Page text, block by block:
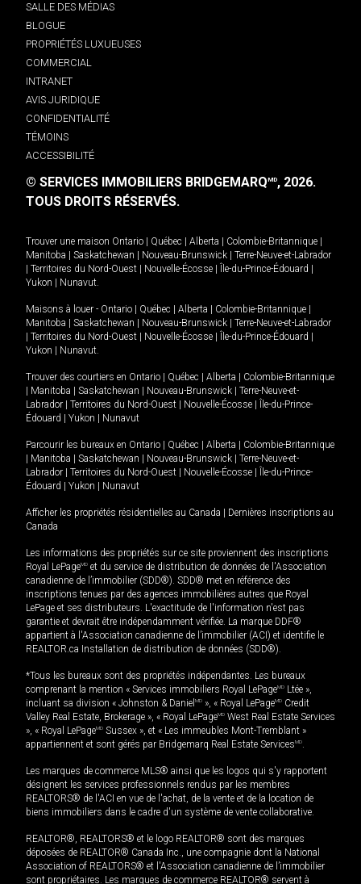
SALLE DES MÉDIAS
BLOGUE
PROPRIÉTÉS LUXUEUSES
COMMERCIAL
INTRANET
AVIS JURIDIQUE
CONFIDENTIALITÉ
TÉMOINS
ACCESSIBILITÉ
© SERVICES IMMOBILIERS BRIDGEMARQMD, 2026.
TOUS DROITS RÉSERVÉS.
Trouver une maison Ontario Québec Alberta Colombie-Britannique
Manitoba
Saskatchewan Nouveau-Brunswick
Terre-Neuve-et-Labrador
Territoires du Nord-Ouest Nouvelle-Écosse Île-du-Prince-Édouard
Yukon
Nunavut.
Maisons à louer - Ontario Québec Alberta Colombie-Britannique
Manitoba
Saskatchewan Nouveau-Brunswick
Terre-Neuve-et-Labrador
Territoires du Nord-Ouest Nouvelle-Écosse Île-du-Prince-Édouard
Yukon
Nunavut.
Trouver des courtiers en Ontario Québec Alberta
Colombie-Britannique
Manitoba Saskatchewan Nouveau-Brunswick
Terre-Neuve-et-
Labrador
Territoires du Nord-Ouest Nouvelle-Écosse
Île-du-Prince-
Édouard
Yukon Nunavut
Parcourir les bureaux en Ontario Québec Alberta
Colombie-Britannique
Manitoba Saskatchewan Nouveau-Brunswick
Terre-Neuve-et-
Labrador
Territoires du Nord-Ouest Nouvelle-Écosse
Île-du-Prince-
Édouard
Yukon Nunavut
Afficher les propriétés résidentielles au Canada
Dernières inscriptions au
Canada
Les informations des propriétés sur ce site proviennent des inscriptions
Royal LePageMD et du service de distribution de données de l'Association
canadienne de l’immobilier (SDD®). SDD® met en référence des
inscriptions tenues par des agences immobilières autres que Royal
LePage et ses distributeurs. L'exactitude de l'information n'est pas
garantie et devrait être indépendamment vérifiée. La marque DDF®
appartient à l'Association canadienne de l’immobilier (ACI) et identifie le
REALTOR.ca Installation de distribution de données (SDD®).
*Tous les bureaux sont des propriétés indépendantes. Les bureaux
comprenant la mention « Services immobiliers Royal LePageMD Ltée »,
incluant sa division « Johnston & Daniel MD », « Royal LePageMD Credit
Valley Real Estate, Brokerage », « Royal LePageMD West Real Estate Services
», « Royal LePageMD Sussex », et « Les immeubles Mont-Tremblant »
appartiennent et sont gérés par Bridgemarq Real Estate ServicesMD.
Les marques de commerce MLS® ainsi que les logos qui s'y rapportent
désignent les services professionnels rendus par les membres
REALTORS® de l'ACI en vue de l'achat, de la vente et de la location de
biens immobiliers dans le cadre d'un système de vente collaborative.
REALTOR®, REALTORS® et le logo REALTOR® sont des marques
déposées de REALTOR® Canada Inc., une compagnie dont la National
Association of REALTORS® et l'Association canadienne de l’immobilier
sont propriétaires. Les marques de commerce REALTOR® servent à